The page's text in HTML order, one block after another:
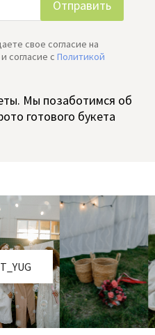
свое согласие на
и согласие c Политикой
Мы позаботимся об
готового букета